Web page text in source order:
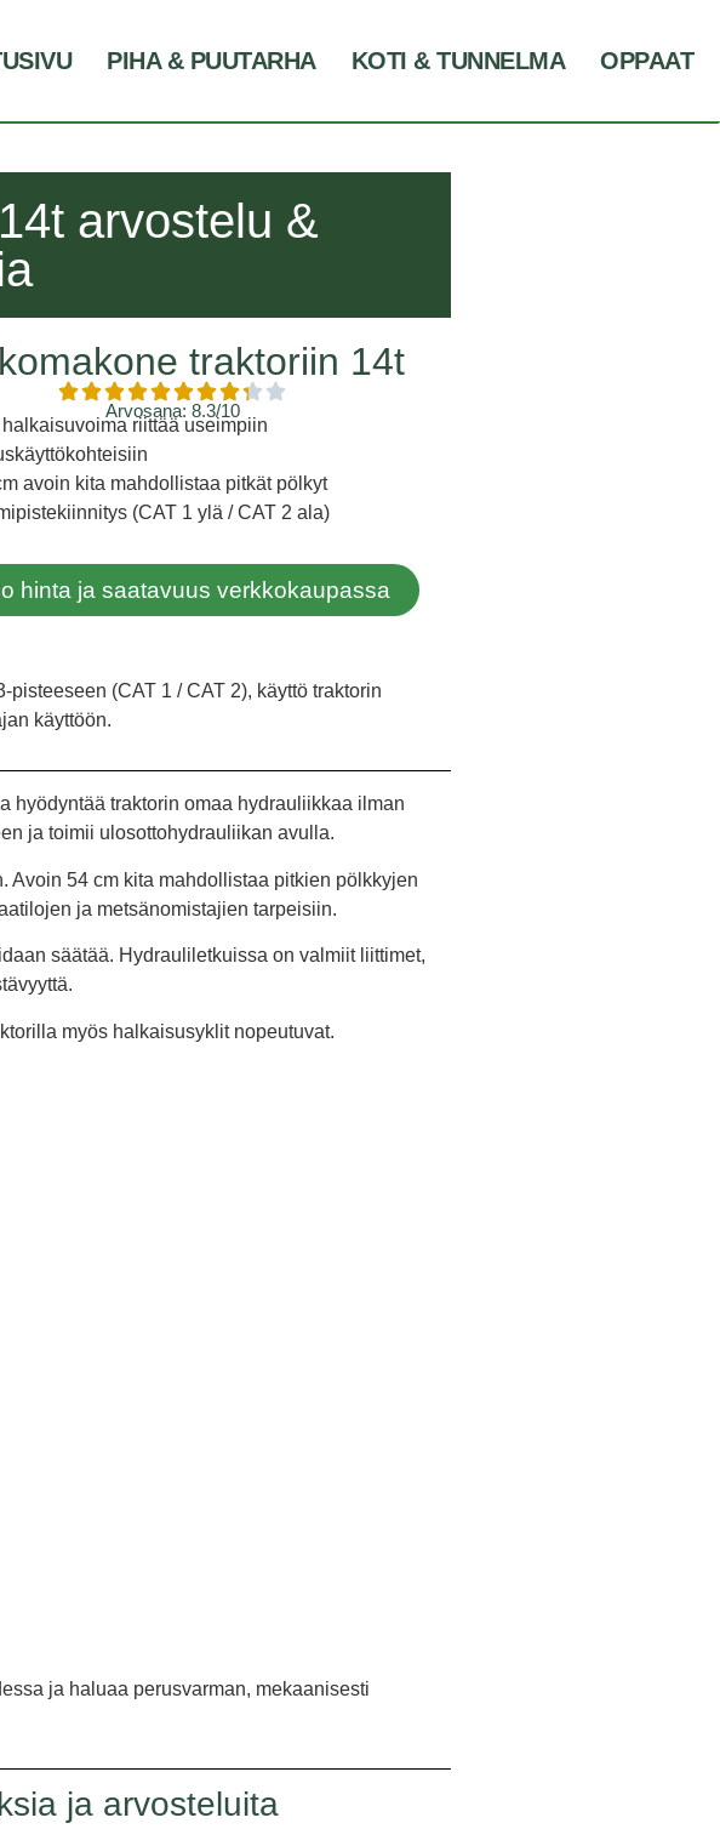
PIHA & PUUTARHA KOTI & TUNNELMA OPPAAT
arvostelu &
traktoriin 14t
Arvosana: 8.3/10
halkaisuvoima riittää useimpiin
avoin kita mahdollistaa pitkät pölkyt
(CAT 1 ylä / CAT 2 ala)
hinta ja saatavuus verkkokaupassa
(CAT 1 / CAT 2), käyttö traktorin
käyttöön.
hyödyntää traktorin omaa hydrauliikkaa ilman
ja toimii ulosottohydrauliikan avulla.
Avoin 54 cm kita mahdollistaa pitkien pölkkyjen
ja metsänomistajien tarpeisiin.
säätää. Hydrauliletkuissa on valmiit liittimet,
myös halkaisusyklit nopeutuvat.
ja haluaa perusvarman, mekaanisesti
ja arvosteluita